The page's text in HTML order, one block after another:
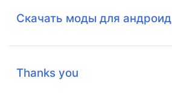
Скачать моды для андроид
Thanks you